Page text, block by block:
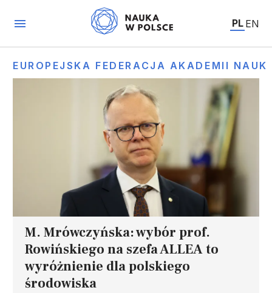
PL EN
EUROPEJSKA FEDERACJA AKADEMII NAUK
M. Mrówczyńska: wybór prof.
Rowińskiego na szefa ALLEA to
wyróżnienie dla polskiego
środowiska